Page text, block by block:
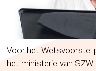
Voor het Wetsvoorstel
het ministerie van